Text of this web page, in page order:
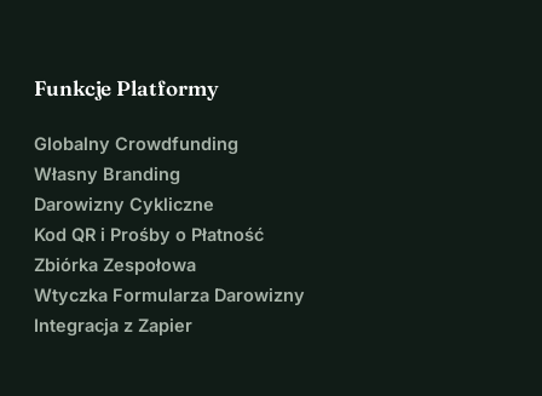
Funkcje Platformy
Globalny Crowdfunding
Własny Branding
Darowizny Cykliczne
Kod QR i Prośby o Płatność
Zbiórka Zespołowa
Wtyczka Formularza Darowizny
Integracja z Zapier